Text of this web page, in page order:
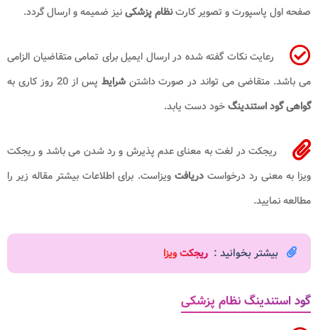
صفحه اول پاسپورت و تصویر کارتنظام پزشکینیز ضمیمه و ارسال گردد.
رعایت نکات گفته شده در ارسال ایمیل برای تمامی متقاضیان الزامی
می باشد. متقاضی می تواند در صورت داشتنشرایط پس از 20 روز کاری به
گواهی گود استندینگخود دست یابد.
ریجکت در لغت به معنای عدم پذیرش و رد شدن می باشد و ریجکت
ویزا به معنی رد درخواستدریافتویزاست. برای اطلاعات بیشتر مقاله زیر را
مطالعه نمایید.
بیشتر بخوانید : ریجکت ویزا
گود استندینگ نظام پزشکی